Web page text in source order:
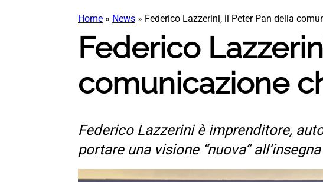
Home » News » Federico Lazzerini, il Peter Pan della
Federico
comunicazione
Federico Lazzerini è imprenditore,
portare una visione “nuova”